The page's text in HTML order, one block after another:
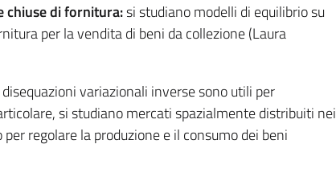
chiuse di fornitura:si studiano modelli di equilibrio su
per la vendita di beni da collezione (Laura
variazionali inverse sono utili per
si studiano mercati spazialmente distribuiti nei
regolare la produzione e il consumo dei beni